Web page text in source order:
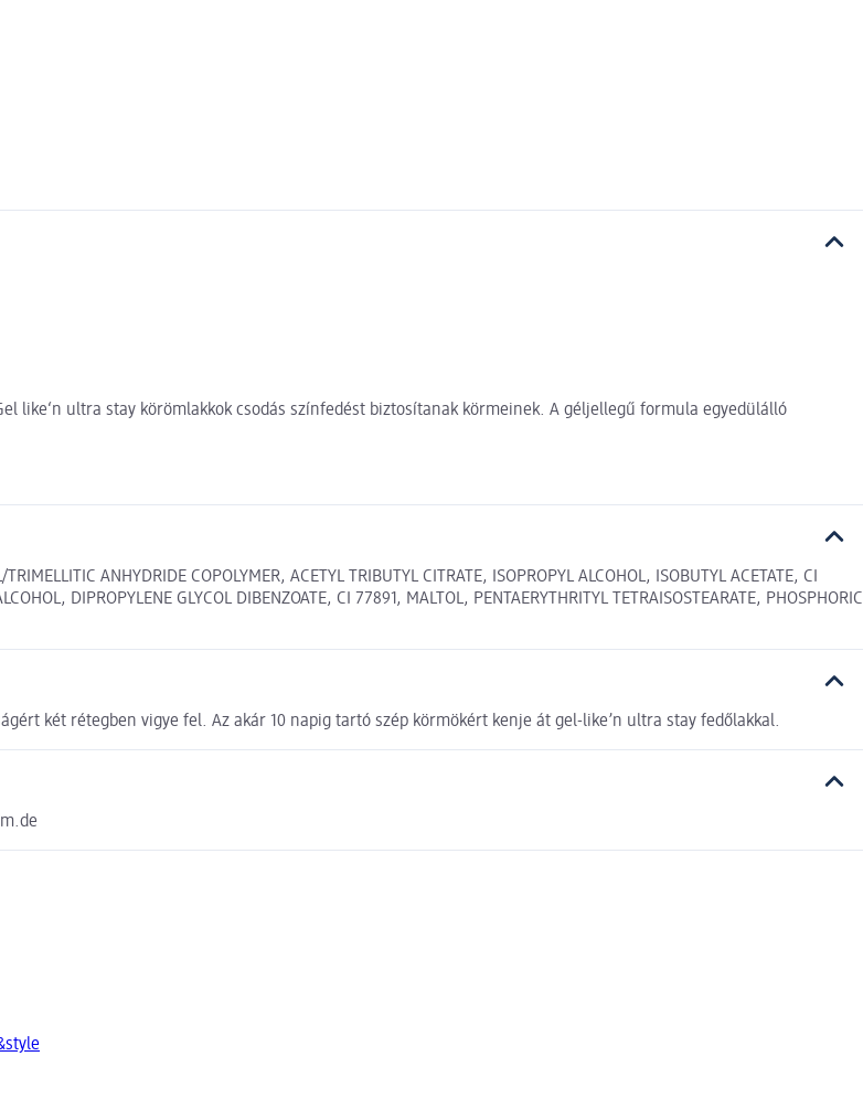
like‘n ultra stay körömlakkok csodás színfedést biztosítanak körmeinek. A géljellegű formula egyedülálló
ANHYDRIDE COPOLYMER, ACETYL TRIBUTYL CITRATE, ISOPROPYL ALCOHOL, ISOBUTYL ACETATE, CI
DIPROPYLENE GLYCOL DIBENZOATE, CI 77891, MALTOL, PENTAERYTHRITYL TETRAISOSTEARATE, PHOSPHORIC
két rétegben vigye fel. Az akár 10 napig tartó szép körmökért kenje át gel-like’n ultra stay fedőlakkal.